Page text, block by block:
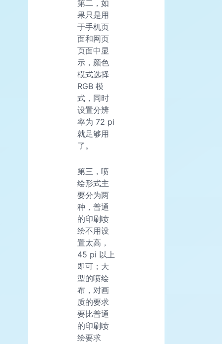
第二，如
果只是用
于手机页
面和网页
页面中显
示，颜色
模式选择
RGB 模
式，同时
设置分辨
率为 72 pi
就足够用
了。
第三，喷
绘形式主
要分为两
种，普通
的印刷喷
绘不用设
置太高，
45 pi 以上
即可；大
型的喷绘
布，对画
质的要求
要比普通
的印刷喷
绘要求